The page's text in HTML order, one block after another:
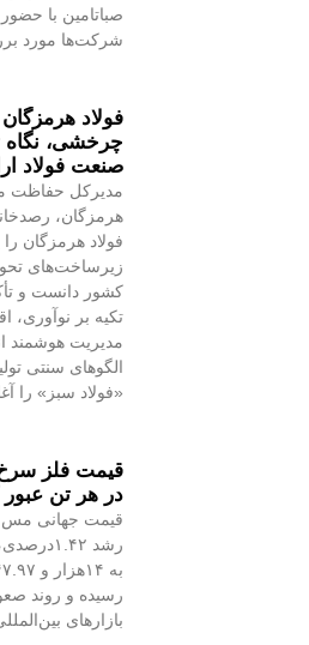
صباتامین با
شرکت‌ها مورد
فولاد هرمزگان
چرخشی، نگاه
صنعت فولاد
مدیرکل حفاظت
هرمزگان،
فولاد هرمزگان
زیرساخت‌های
کشور دانست و
تکیه بر
مدیریت هوشمند
الگوهای سنتی
«فولاد سبز» را
در هر تن عبور
قیمت جهانی مس
رسیده و روند
بازارهای